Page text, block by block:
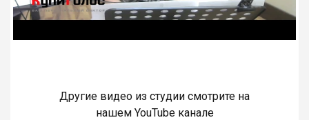
Другие видео из студии смотрите на
нашем YouTube канале